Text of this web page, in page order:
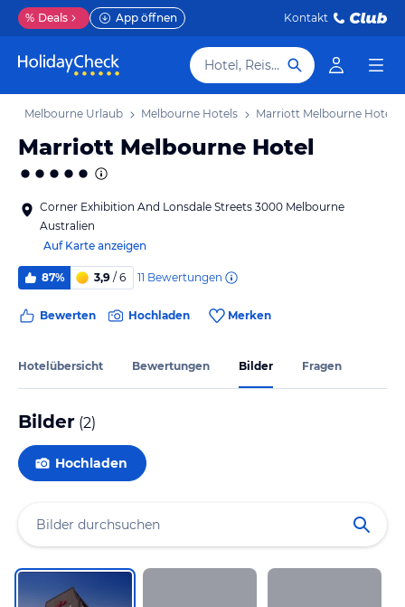
% Deals App öffnen Kontakt
Hotel, Reiseziel
Melbourne Urlaub Melbourne Hotels Marriott Melbourne Hotel
Marriott Melbourne Hotel
Corner Exhibition And Lonsdale Streets 3000 Melbourne
Australien
Auf Karte anzeigen
87% 3,9 / 6 11 Bewertungen
Bewerten Hochladen Merken
Hotelübersicht Bewertungen Bilder Fragen
Bilder (2)
Hochladen